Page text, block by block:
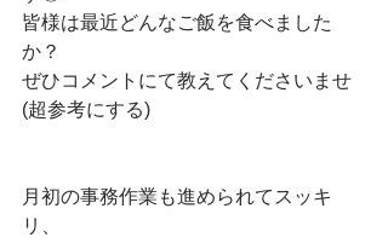
皆様は最近どんなご飯を食べました
か？
ぜひコメントにて教えてくださいませ
(超参考にする)
月初の事務作業も進められてスッキ
リ、